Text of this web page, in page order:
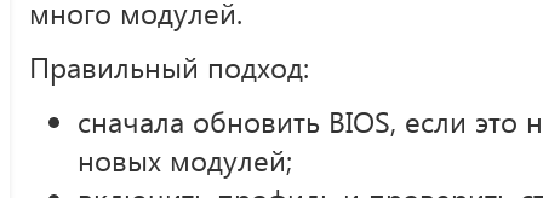
много модулей.
Правильный подход:
сначала обновить BIOS, если
новых модулей;